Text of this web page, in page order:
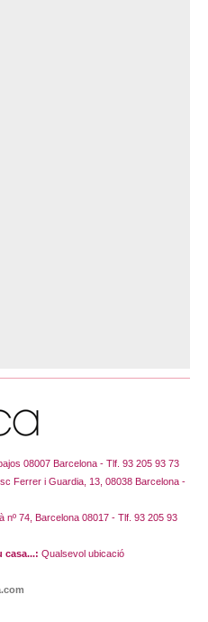
08007 Barcelona - Tlf. 93 205 93 73
Ferrer i Guardia, 13, 08038 Barcelona -
nº 74, Barcelona 08017 - Tlf. 93 205 93
casa...: Qualsevol ubicació